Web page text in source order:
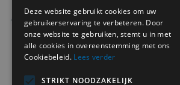
Deze website gebruikt cookies om uw
gebruikerservaring te verbeteren. Door
onze website te gebruiken, stemt u in met
alle cookies in overeenstemming met ons
Cookiebeleid. Lees verder
STRIKT NOODZAKELIJK